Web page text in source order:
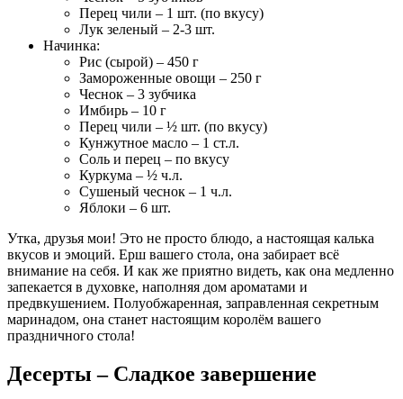
Перец чили – 1 шт. (по вкусу)
Лук зеленый – 2-3 шт.
Начинка:
Рис (сырой) – 450 г
Замороженные овощи – 250 г
Чеснок – 3 зубчика
Имбирь – 10 г
Перец чили – ½ шт. (по вкусу)
Кунжутное масло – 1 ст.л.
Соль и перец – по вкусу
Куркума – ½ ч.л.
Сушеный чеснок – 1 ч.л.
Яблоки – 6 шт.
Утка, друзья мои! Это не просто блюдо, а настоящая калька
вкусов и эмоций. Ерш вашего стола, она забирает всё
внимание на себя. И как же приятно видеть, как она медленно
запекается в духовке, наполняя дом ароматами и
предвкушением. Полуобжаренная, заправленная секретным
маринадом, она станет настоящим королём вашего
праздничного стола!
Десерты – Сладкое завершение